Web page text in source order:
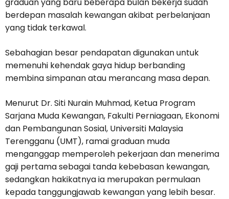
graduan yang baru beberapa bulan bekerja sudah
berdepan masalah kewangan akibat perbelanjaan
yang tidak terkawal.
Sebahagian besar pendapatan digunakan untuk
memenuhi kehendak gaya hidup berbanding
membina simpanan atau merancang masa depan.
Menurut Dr. Siti Nurain Muhmad, Ketua Program
Sarjana Muda Kewangan, Fakulti Perniagaan, Ekonomi
dan Pembangunan Sosial, Universiti Malaysia
Terengganu (UMT), ramai graduan muda
menganggap memperoleh pekerjaan dan menerima
gaji pertama sebagai tanda kebebasan kewangan,
sedangkan hakikatnya ia merupakan permulaan
kepada tanggungjawab kewangan yang lebih besar.